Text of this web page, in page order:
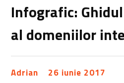
Infografic:
al domeniilor
Adrian 26 iunie 2017